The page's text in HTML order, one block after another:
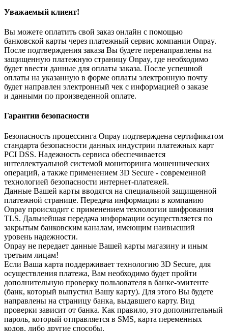
Уважаемый клиент!
Вы можете оплатить свой заказ онлайн с помощью
банковской карты через платежный сервис компании Onpay.
После подтверждения заказа Вы будете перенаправлены на
защищенную платежную страницу Onpay, где необходимо
будет ввести данные для оплаты заказа. После успешной
оплаты на указанную в форме оплаты электронную почту
будет направлен электронный чек с информацией о заказе
и данными по произведенной оплате.
Гарантии безопасности
Безопасность процессинга Onpay подтверждена сертификатом
стандарта безопасности данных индустрии платежных карт
PCI DSS. Надежность сервиса обеспечивается
интеллектуальной системой мониторинга мошеннических
операций, а также применением 3D Secure - современной
технологией безопасности интернет-платежей.
Данные Вашей карты вводятся на специальной защищенной
платежной странице. Передача информации в компанию
Onpay происходит с применением технологии шифрования
TLS. Дальнейшая передача информации осуществляется по
закрытым банковским каналам, имеющим наивысший
уровень надежности.
Onpay не передает данные Вашей карты магазину и иным
третьим лицам!
Если Ваша карта поддерживает технологию 3D Secure, для
осуществления платежа, Вам необходимо будет пройти
дополнительную проверку пользователя в банке-эмитенте
(банк, который выпустил Вашу карту). Для этого Вы будете
направлены на страницу банка, выдавшего карту. Вид
проверки зависит от банка. Как правило, это дополнительный
пароль, который отправляется в SMS, карта переменных
кодов, либо другие способы.